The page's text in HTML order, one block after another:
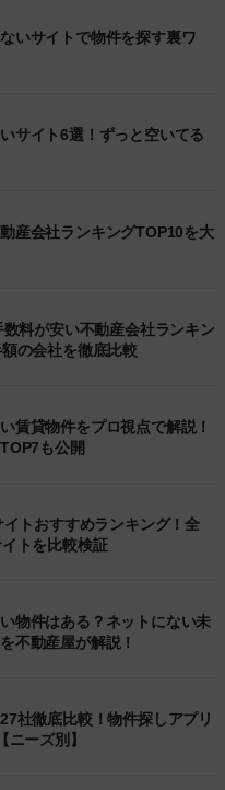
いサイトで物件を探す裏ワ
サイト6選！ずっと空いてる
産会社ランキングTOP10を大
数料が安い不動産会社ランキン
の会社を徹底比較
賃貸物件をプロ視点で解説！
も公開
イトおすすめランキング！全
トを比較検証
物件はある？ネットにない未
不動産屋が解説！
社徹底比較！物件探しアプリ
ニーズ別】